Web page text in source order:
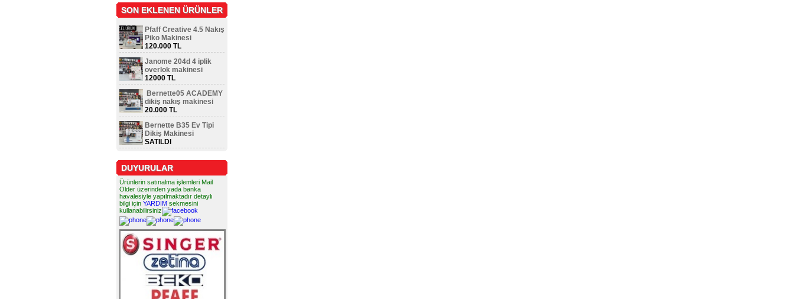
SON EKLENEN ÜRÜNLER
Pfaff Creative 4.5 Nakış
Piko Makinesi
120.000 TL
Janome 204d 4 iplik
overlok makinesi
12000 TL
Bernette05 ACADEMY
dikiş nakış makinesi
20.000 TL
Bernette B35 Ev Tipi
Dikiş Makinesi
SATILDI
DUYURULAR
Ürünlerin satınalma işlemleri Mail
Older üzerinden yada banka
havalesiyle yapılmaktadır detaylı
bilgi için YARDIM sekmesini
kullanabilirsiniz